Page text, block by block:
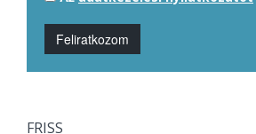
Feliratkozom
FRISS